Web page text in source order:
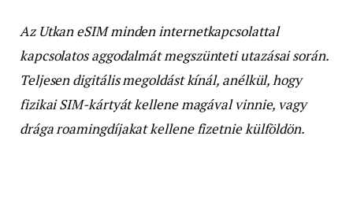
Az Utkan eSIM minden internetkapcsolattal
kapcsolatos aggodalmát megszünteti utazásai során.
Teljesen digitális megoldást kínál, anélkül, hogy
fizikai SIM-kártyát kellene magával vinnie, vagy
drága roamingdíjakat kellene fizetnie külföldön.